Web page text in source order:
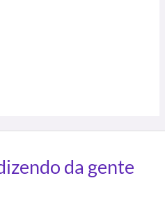
da gente